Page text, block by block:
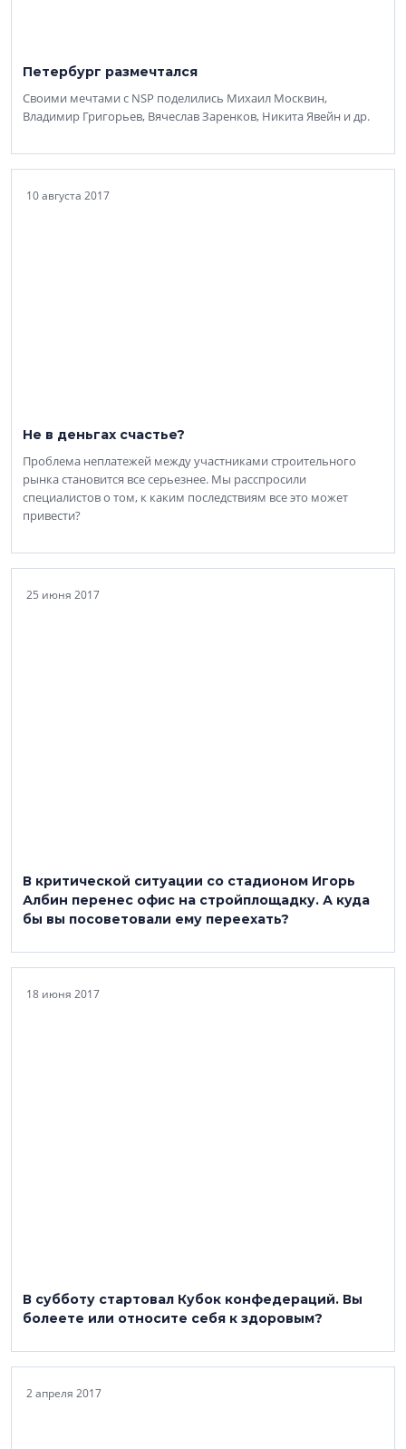
Петербург размечтался
Своими мечтами с NSP поделились Михаил Москвин,
Владимир Григорьев, Вячеслав Заренков, Никита Явейн и др.
10 августа 2017
Не в деньгах счастье?
Проблема неплатежей между участниками строительного
рынка становится все серьезнее. Мы расспросили
специалистов о том, к каким последствиям все это может
привести?
25 июня 2017
В критической ситуации со стадионом Игорь
Албин перенес офис на стройплощадку. А куда
бы вы посоветовали ему переехать?
18 июня 2017
В субботу стартовал Кубок конфедераций. Вы
болеете или относите себя к здоровым?
2 апреля 2017